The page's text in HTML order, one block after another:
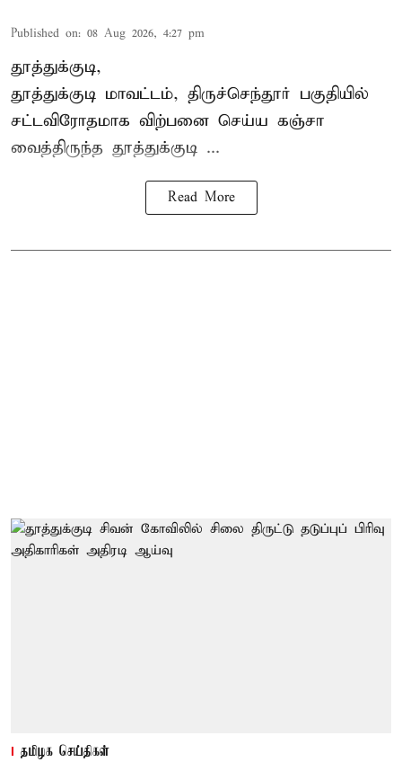
Published on: 08 Aug 2026, 4:27 pm
தூத்துக்குடி,
தூத்துக்குடி மாவட்டம், திருச்செந்தூர் பகுதியில்
சட்டவிரோதமாக விற்பனை செய்ய கஞ்சா
வைத்திருந்த தூத்துக்குடி ...
Read More
தமிழக செய்திகள்